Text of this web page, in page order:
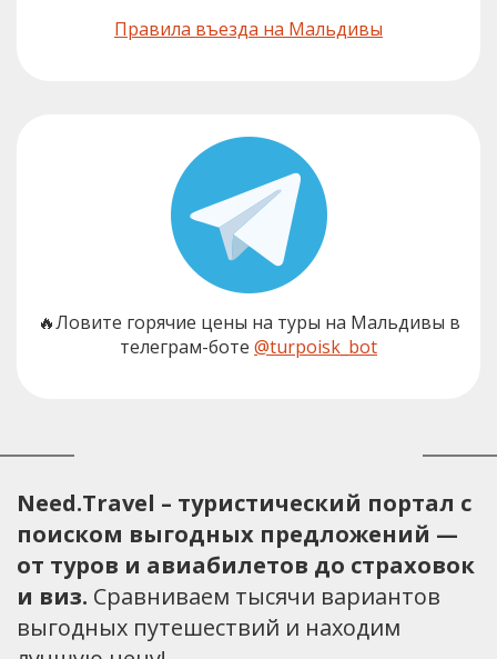
Правила въезда на Мальдивы
🔥Ловите горячие цены на туры на Мальдивы в
телеграм-боте @turpoisk_bot
Need.Travel – туристический портал с
поиском выгодных предложений —
от туров и авиабилетов до страховок
и виз. Сравниваем тысячи вариантов
выгодных путешествий и находим